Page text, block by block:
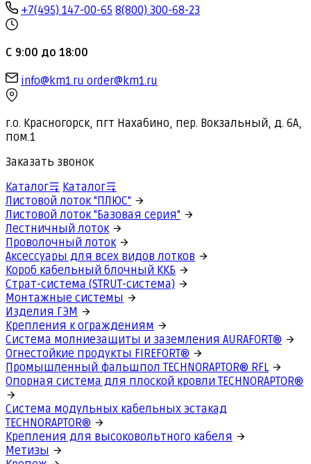
+7(495) 147-00-65 8(800) 300-68-23
С 9:00 до 18:00
info@km1.ru order@km1.ru
г.о. Красногорск, пгт Нахабино, пер. Вокзальный, д. 6А,
пом.1
Заказать звонок
Каталог
Каталог
Листовой лоток "ПЛЮС"
Листовой лоток "Базовая серия"
Лестничный лоток
Проволочный лоток
Аксессуары для всех видов лотков
Короб кабельный блочный ККБ
Страт-система (STRUT-система)
Монтажные системы
Изделия ГЭМ
Крепления к ограждениям
Система молниезащиты и заземления AURAFORT®
Огнестойкие продукты FIREFORT®
Промышленный фальшпол TECHNORAPTOR® RFL
Опорная система для плоской кровли TECHNORAPTOR®
Система модульных кабельных эстакад
TECHNORAPTOR®
Крепления для высоковольтного кабеля
Метизы